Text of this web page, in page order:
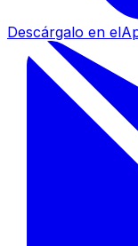
Descárgalo en el